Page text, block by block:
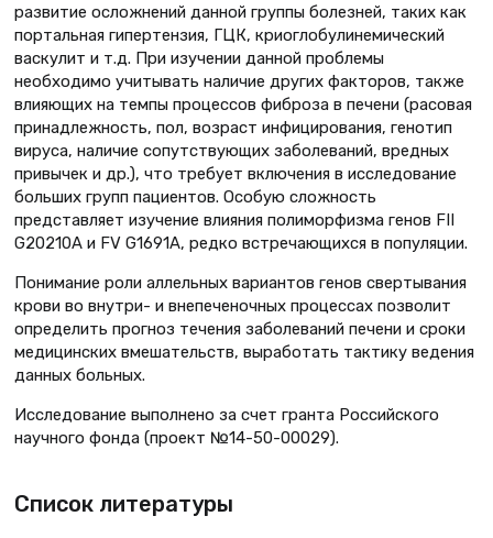
развитие осложнений данной группы болезней, таких как
портальная гипертензия, ГЦК, криоглобулинемический
васкулит и т.д. При изучении данной проблемы
необходимо учитывать наличие других факторов, также
влияющих на темпы процессов фиброза в печени (расовая
принадлежность, пол, возраст инфицирования, генотип
вируса, наличие сопутствующих заболеваний, вредных
привычек и др.), что требует включения в исследование
больших групп пациентов. Особую сложность
представляет изучение влияния полиморфизма генов FII
G20210А и FV G1691A, редко встречающихся в популяции.
Понимание роли аллельных вариантов генов свертывания
крови во внутри- и внепеченочных процессах позволит
определить прогноз течения заболеваний печени и сроки
медицинских вмешательств, выработать тактику ведения
данных больных.
Исследование выполнено за счет гранта Российского
научного фонда (проект №14-50-00029).
Список литературы